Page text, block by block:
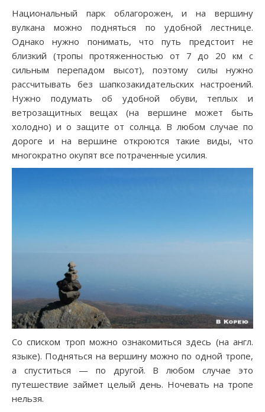
Национальный парк облагорожен, и на вершину
вулкана можно подняться по удобной лестнице.
Однако нужно понимать, что путь предстоит не
близкий (тропы протяженностью от 7 до 20 км с
сильным перепадом высот), поэтому силы нужно
рассчитывать без шапкозакидательских настроений.
Нужно подумать об удобной обуви, теплых и
ветрозащитных вещах (на вершине может быть
холодно) и о защите от солнца. В любом случае по
дороге и на вершине откроются такие виды, что
многократно окупят все потраченные усилия.
Со списком троп можно ознакомиться здесь (на англ.
языке). Подняться на вершину можно по одной тропе,
а спуститься — по другой. В любом случае это
путешествие займет целый день. Ночевать на тропе
нельзя.